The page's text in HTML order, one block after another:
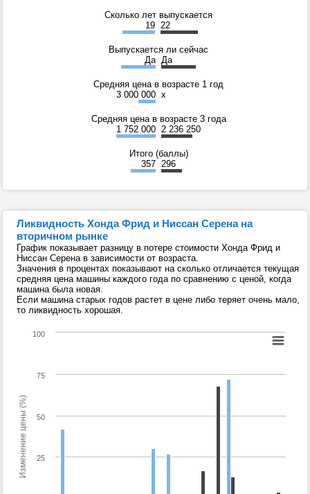
Сколько лет выпускается
19 22
Выпускается ли сейчас
Да Да
Средняя цена в возрасте 1 год
3 000 000 x
Средняя цена в возрасте 3 года
1 752 000 2 236 250
Итого (баллы)
357 296
Ликвидность Хонда Фрид и Ниссан Серена на
вторичном рынке
График показывает разницу в потере стоимости Хонда Фрид и
Ниссан Серена в зависимости от возраста.
Значения в процентах показывают на сколько отличается текущая
средняя цена машины каждого года по сравнению с ценой, когда
машина была новая.
Если машина старых годов растет в цене либо теряет очень мало,
то ликвидность хорошая.
Изменение цены (%) 25
50
75
100